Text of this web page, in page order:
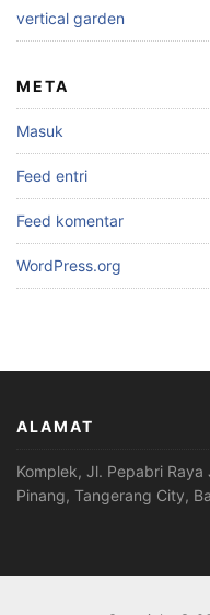
vertical garden
META
Masuk
Feed entri
Feed komentar
WordPress.org
ALAMAT
Komplek, Jl. Pepabri
Pinang, Tangerang City,